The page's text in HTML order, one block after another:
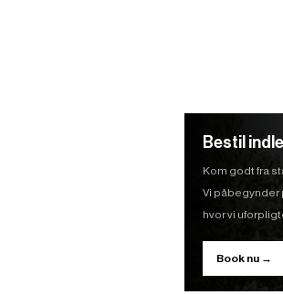
Bestil
Kom godt fra
Vi påbegynder
hvor vi
Book nu →